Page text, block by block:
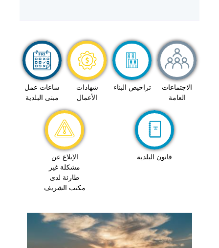
ساعات عمل
مبنى البلدية
شهادات
الأعمال
تراخيص البناء
الاجتماعات
العامة
الإبلاغ عن
مشكلة غير
طارئة لدى
مكتب الشريف
قانون البلدية